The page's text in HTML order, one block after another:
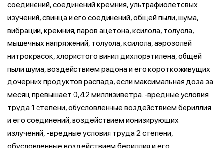
соединений, соединений кремния, ультрафиолетовых
изучений, свинца и его соединений, общей пыли, шума,
вибрации, кремния, паров ацетона, ксилола, толуола,
мышечных напряжений, толуола, ксилола, аэрозолей
нитрокрасок, хлористого винил дихлорэтилена, общей
пыли шума, воздействием радона и его короткоживущих
дочерних продуктов распада, если максимальная доза за
месяц превышает 0,42 миллизиветра. -вредные условия
труда 1 степени, обусловленные воздействием бериллия
и его соединений, воздействием ионизирующих
излучений, -вредные условия труда 2 степени,
обусловленные воздействием бериллия и его